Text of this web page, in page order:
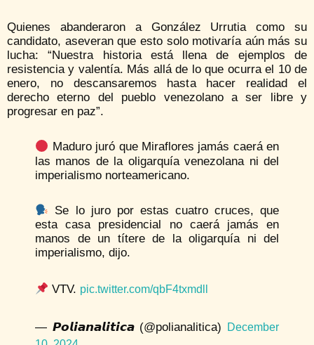
Quienes abanderaron a González Urrutia como su
candidato, aseveran que esto solo motivaría aún más su
lucha: “Nuestra historia está llena de ejemplos de
resistencia y valentía. Más allá de lo que ocurra el 10 de
enero, no descansaremos hasta hacer realidad el
derecho eterno del pueblo venezolano a ser libre y
progresar en paz”.
Maduro juró que Miraflores jamás caerá en
las manos de la oligarquía venezolana ni del
imperialismo norteamericano.
Se lo juro por estas cuatro cruces, que
esta casa presidencial no caerá jamás en
manos de un títere de la oligarquía ni del
imperialismo, dijo.
VTV. pic.twitter.com/qbF4txmdll
— 𝙋𝙤𝙡𝙞𝙖𝙣𝙖𝙡𝙞𝙩𝙞𝙘𝙖 (@polianalitica)
December